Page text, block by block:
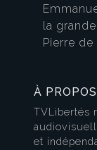
la
Pierre de
À PROPOS
TVLibertés
et